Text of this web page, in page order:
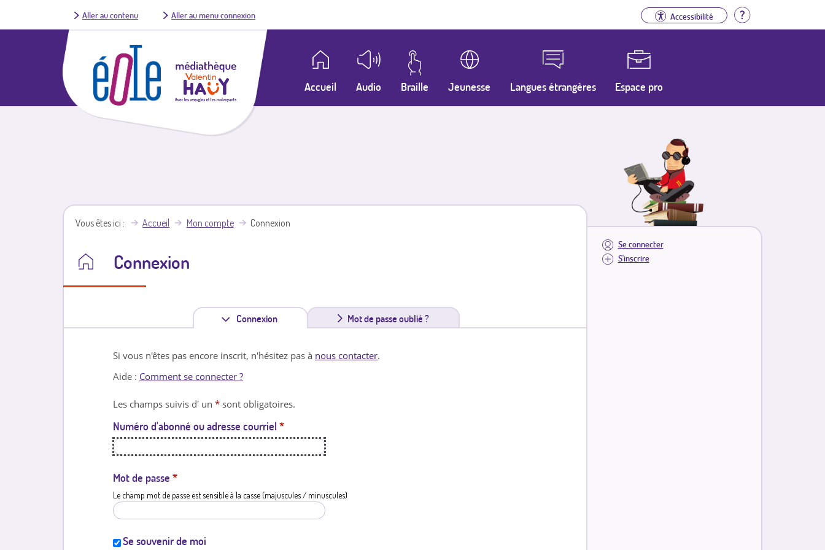
Aller au contenu Aller au menu connexion Accessibilité Aide
Accueil Audio Braille Jeunesse Langues étrangères Espace pro
Se connecter
S'inscrire
Vous êtes ici Accueil Mon compte Connexion
Connexion
Connexion
n
l
e
Mot de passe oublié ?
Si vous n'êtes pas encore inscrit, n'hésitez pas à nous contacter.
Aide : Comment se connecter ?
Les champs suivis d' un * sont obligatoires.
Numéro d'abonné ou adresse courriel *
Mot de passe *
Le champ mot de passe est sensible à la casse (majuscules / minuscules)
Se souvenir de moi